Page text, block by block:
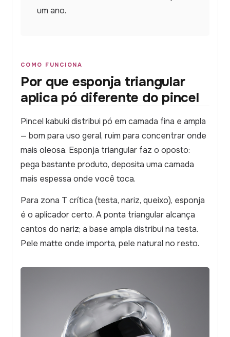
um ano.
COMO FUNCIONA
Por que esponja triangular
aplica pó diferente do pincel
Pincel kabuki distribui pó em camada fina e ampla
— bom para uso geral, ruim para concentrar onde
mais oleosa. Esponja triangular faz o oposto:
pega bastante produto, deposita uma camada
mais espessa onde você toca.
Para zona T crítica (testa, nariz, queixo), esponja
é o aplicador certo. A ponta triangular alcança
cantos do nariz; a base ampla distribui na testa.
Pele matte onde importa, pele natural no resto.